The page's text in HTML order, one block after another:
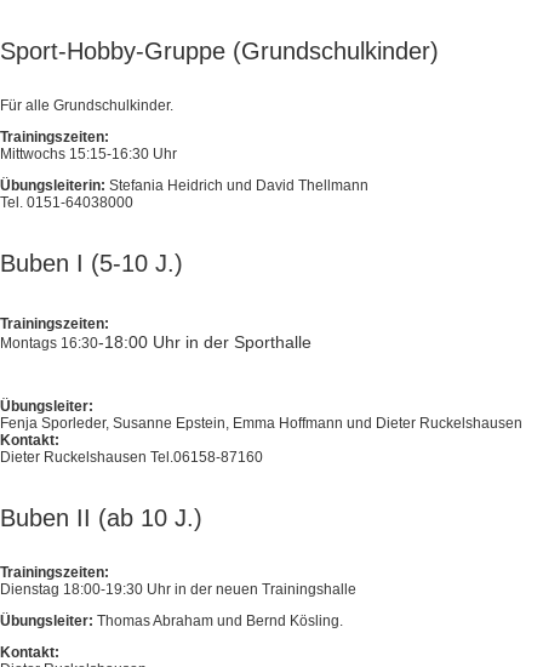
Sport-Hobby-Gruppe (Grundschulkinder)
Für alle Grundschulkinder.
Trainingszeiten:
Mittwochs 15:15-16:30 Uhr
Übungsleiterin: Stefania Heidrich und David Thellmann
Tel. 0151-64038000
Buben I (5-10 J.)
Trainingszeiten:
Montags 16:30-18:00 Uhr in der Sporthalle
Übungsleiter:
Fenja Sporleder, Susanne Epstein, Emma Hoffmann und Dieter Ruckelshausen
Kontakt:
Dieter Ruckelshausen Tel.06158-87160
Buben II (ab 10 J.)
Trainingszeiten:
Dienstag 18:00-19:30 Uhr in der neuen Trainingshalle
Übungsleiter: Thomas Abraham und Bernd Kösling.
Kontakt: